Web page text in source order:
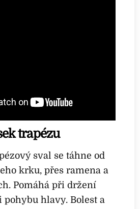
trapézu
sval se táhne od
krku, přes ramena a
Pomáhá při držení
pohybu hlavy. Bolest a